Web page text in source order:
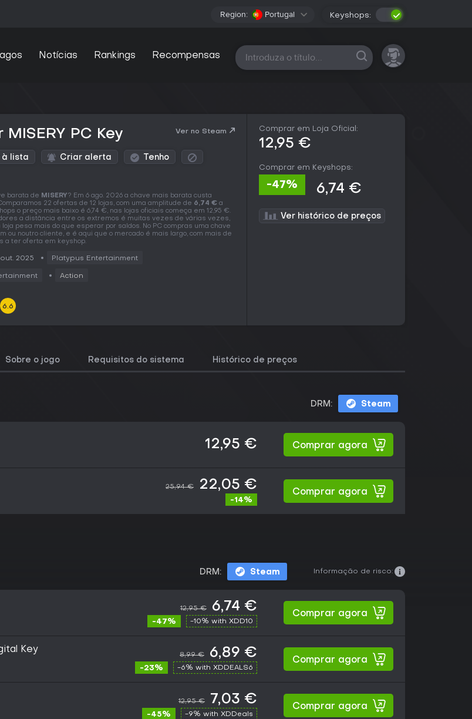
Region: Portugal Keyshops:
Notícias Rankings Recompensas Todas as plataformas
MISERY PC Key Ver no Steam
à lista Criar alerta Tenho
barata de MISERY? Em 6 ago. 2026 a chave mais barata custa
22 ofertas de 12 lojas, com uma amplitude de 6,74 € a
o preço mais baixo é 6,74 €, nas lojas oficiais começa em 12,95 €.
a distância entre os extremos é muitas vezes de várias vezes,
pesa mais do que esperar por saldos. No PC compras uma chave
ou noutro cliente, e é aqui que o mercado é mais largo, com mais de
a ter oferta em keyshop.
2025 Platypus Entertainment
Action
6.6
Comprar em Loja Oficial:
12,95 €
Comprar em Keyshops:
-47% 6,74 €
Ver histórico de preços
Sobre o jogo Requisitos do sistema Histórico de preços
DRM: Steam
12,95 € Comprar agora
25,94 € 22,05 €
-14%
Comprar agora
DRM: Steam Informação de risco:
12,95 € 6,74 €
-47% -10% with XDD10
Comprar agora
Key
8,99 € 6,89 €
-23% -6% with XDDEALS6
Comprar agora
12,95 € 7,03 €
-45% -9% with XDDeals
Comprar agora